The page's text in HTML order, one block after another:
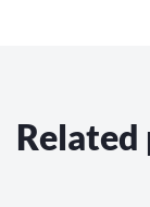
Related